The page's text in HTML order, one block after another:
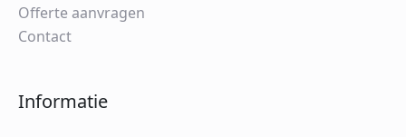
Offerte aanvragen
Contact
Informatie